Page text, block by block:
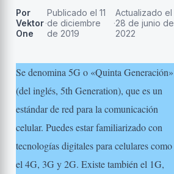
Por
Vektor
One
·
Publicado el 11
de diciembre
de 2019
·
Actualizado el
28 de junio de
2022
Se denomina 5G o «Quinta Generación»
(del inglés, 5th Generation), que es un
estándar de red para la comunicación
celular. Puedes estar familiarizado con
tecnologías digitales para celulares como
el 4G, 3G y 2G. Existe también el 1G,